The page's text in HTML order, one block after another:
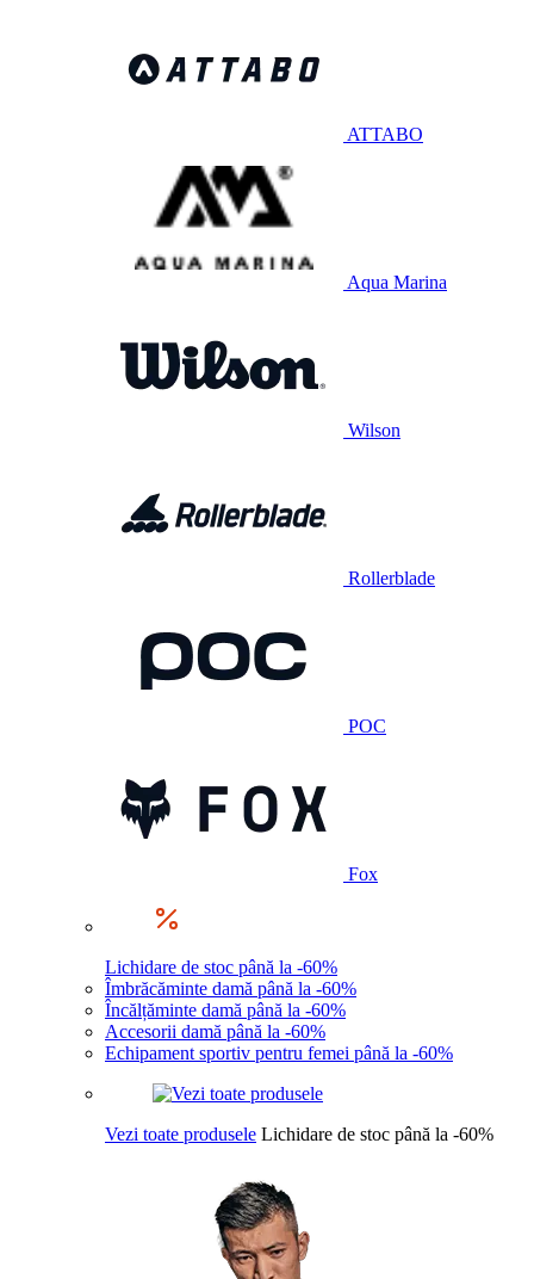
ATTABO
Aqua Marina
Wilson
Rollerblade
POC
Fox
Lichidare de stoc până la -60%
Îmbrăcăminte damă până la -60%
Încălțăminte damă până la -60%
Accesorii damă până la -60%
Echipament sportiv pentru femei până la -60%
Vezi toate produsele Lichidare de stoc până la -60%